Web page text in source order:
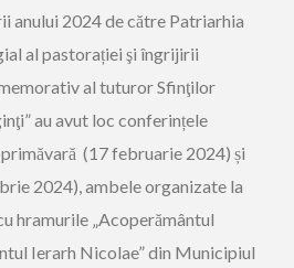
anului 2024 de către Patriarhia
al pastorației şi îngrijirii
al tuturor Sfinţilor
au avut loc conferințele
(17 februarie 2024) și
2024), ambele organizate la
hramurile „Acoperământul
Ierarh Nicolae” din Municipiul